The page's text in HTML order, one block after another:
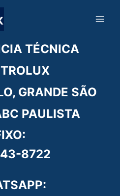
TÉCNICA
GRANDE SÃO
PAULISTA
8722